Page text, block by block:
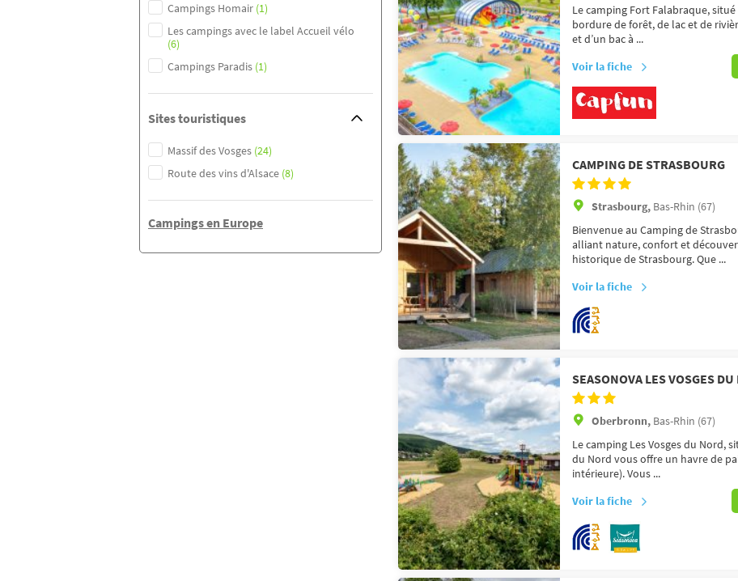
Campings Homair (1)
Les campings avec le label Accueil vélo
(6)
Campings Paradis (1)
Sites touristiques
Massif des Vosges (24)
Route des vins d'Alsace (8)
Campings en Europe
Le camping Fort Falabraque,
bordure de forêt, de lac et de
et d’un bac à ...
Voir la fiche
CAMPING DE STRASBOURG
Strasbourg, Bas-Rhin (67)
Bienvenue au Camping de
alliant nature, confort et
historique de Strasbourg. Que ...
Voir la fiche
SEASONOVA LES VOSGES DU
Oberbronn, Bas-Rhin (67)
Le camping Les Vosges du Nord,
du Nord vous offre un havre de
intérieure). Vous ...
Voir la fiche